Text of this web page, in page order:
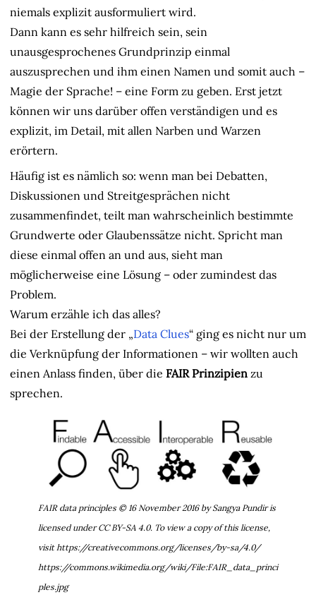
niemals explizit ausformuliert wird.
Dann kann es sehr hilfreich sein, sein
unausgesprochenes Grundprinzip einmal
auszusprechen und ihm einen Namen und somit auch –
Magie der Sprache! – eine Form zu geben. Erst jetzt
können wir uns darüber offen verständigen und es
explizit, im Detail, mit allen Narben und Warzen
erörtern.
Häufig ist es nämlich so: wenn man bei Debatten,
Diskussionen und Streitgesprächen nicht
zusammenfindet, teilt man wahrscheinlich bestimmte
Grundwerte oder Glaubenssätze nicht. Spricht man
diese einmal offen an und aus, sieht man
möglicherweise eine Lösung – oder zumindest das
Problem.
Warum erzähle ich das alles?
Bei der Erstellung der „Data Clues“ ging es nicht nur um
die Verknüpfung der Informationen – wir wollten auch
einen Anlass finden, über die FAIR Prinzipien zu
sprechen.
FAIR data principles © 16 November 2016 by Sangya Pundir is
licensed under CC BY-SA 4.0. To view a copy of this license,
visit https://creativecommons.org/licenses/by-sa/4.0/
https://commons.wikimedia.org/wiki/File:FAIR_data_princi
ples.jpg